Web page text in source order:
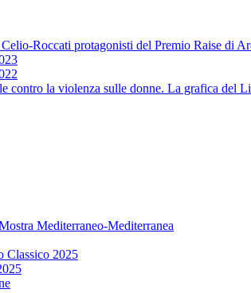
Roccati protagonisti del Premio Raise di
contro la violenza sulle donne. La grafica del
Mediterraneo-Mediterranea
Classico 2025